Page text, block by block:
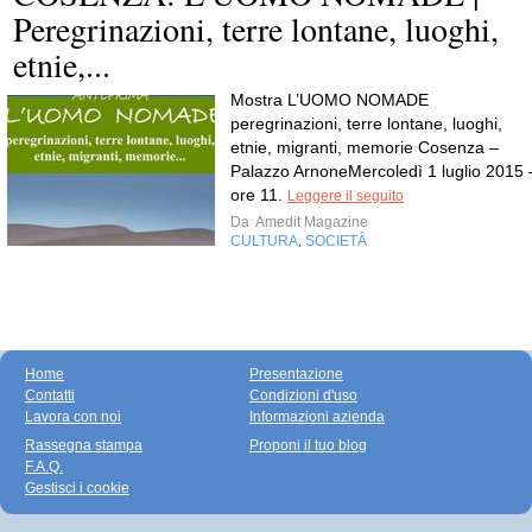
Peregrinazioni, terre lontane, luoghi,
etnie,...
Mostra L’UOMO NOMADE
peregrinazioni, terre lontane, luoghi,
etnie, migranti, memorie Cosenza –
Palazzo ArnoneMercoledì 1 luglio 2015
ore 11. Leggere il seguito
Da Amedit Magazine
CULTURA, SOCIETÀ
Home
Contatti
Lavora con noi
Presentazione
Condizioni d'uso
Informazioni azienda
Rassegna stampa
F.A.Q.
Gestisci i cookie
Proponi il tuo blog